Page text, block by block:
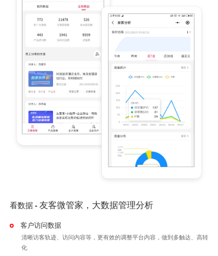
看数据 - 友客微管家，大数据管理分析
客户访问数据
清晰访客轨迹、访问内容等，更有效的调整平台内容，做到多触达、高转
化